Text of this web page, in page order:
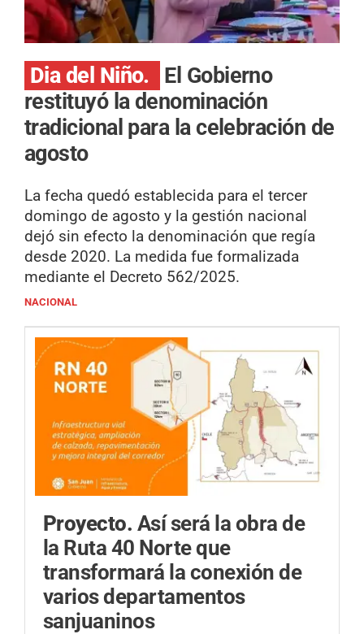
Dia del Niño.
El Gobierno
restituyó la denominación
tradicional para la celebración de
agosto
La fecha quedó establecida para el tercer
domingo de agosto y la gestión nacional
dejó sin efecto la denominación que regía
desde 2020. La medida fue formalizada
mediante el Decreto 562/2025.
NACIONAL
Proyecto. Así será la obra de
la Ruta 40 Norte que
transformará la conexión de
varios departamentos
sanjuaninos